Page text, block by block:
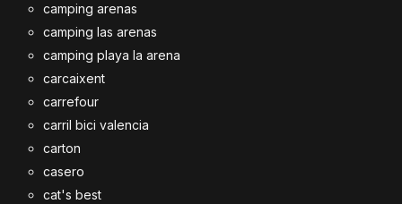
camping arenas
camping las arenas
camping playa la arena
carcaixent
carrefour
carril bici valencia
carton
casero
cat's best